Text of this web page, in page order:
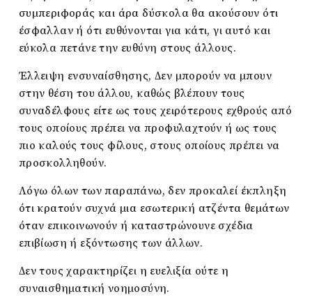
συμπεριφοράς και άρα δύσκολα θα ακούσουν ότι
έσφαλλαν ή ότι ευθύνονται για κάτι, γι αυτό και
εύκολα πετάνε την ευθύνη στους άλλους.
Έλλειψη ενσυναίσθησης, Δεν μπορούν να μπουν
στην θέση του άλλου, καθώς βλέπουν τους
συναδέλφους είτε ως τους χειρότερους εχθρούς από
τους οποίους πρέπει να προφυλαχτούν ή ως τους
πιο καλούς τους φίλους, στους οποίους πρέπει να
προσκολληθούν.
Λόγω όλων των παραπάνω, δεν προκαλεί έκπληξη
ότι κρατούν συχνά μια εσωτερική ατζέντα θεμάτων
όταν επικοινωνούν ή καταστρώνουνε σχέδια
επιβίωση ή εξόντωσης των άλλων.
Δεν τους χαρακτηρίζει η ευελιξία ούτε η
συναισθηματική νοημοσύνη.